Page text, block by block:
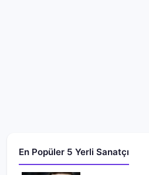
En Popüler 5 Yerli Sanatçı